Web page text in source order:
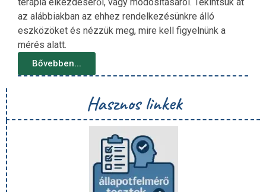
az alábbiakban az ehhez rendelkezésünkre álló
eszközöket és nézzük meg, mire kell figyelnünk a
mérés alatt.
Bővebben...
Hasznos linkek